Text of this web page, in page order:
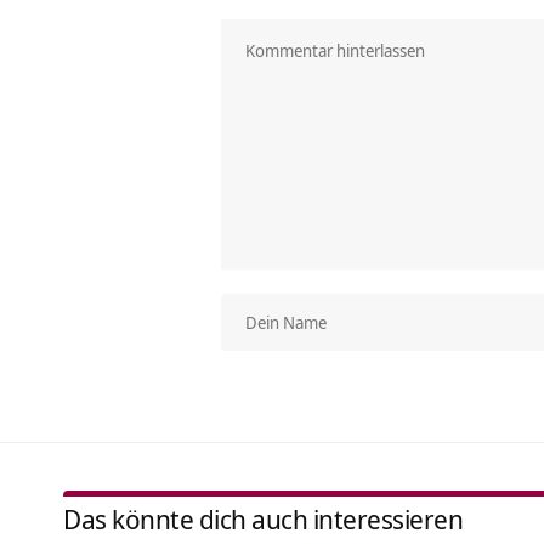
Das könnte dich auch interessieren